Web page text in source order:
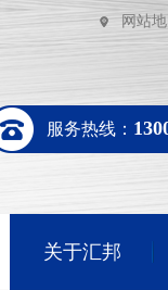
网站地
服务热线：
关于汇邦